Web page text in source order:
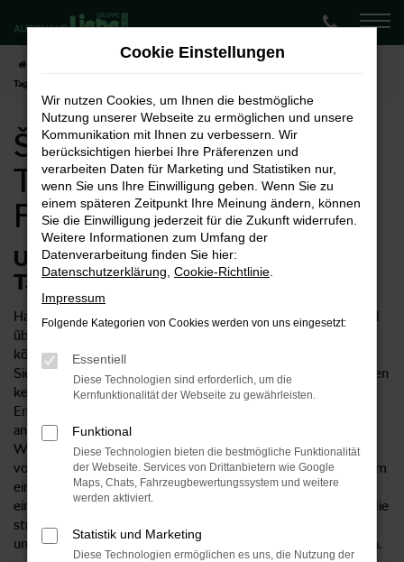
Zum
Hauptinhalt
springen
Škoda Enyaq
Tageszulassung für Frankfurt (Oder)
Škoda Enyaq
Tageszulassung für
Frankfurt (Oder)
Unsere Tipps für eine Škoda Enyaq
Tageszulassung in Frankfurt (Oder)
Haben Sie für Ihre Mobilität in Frankfurt (Oder) schon einmal
über eine Škoda Enyaq Tageszulassung nachgedacht? Wir
können Ihnen diese Möglichkeit empfehlen, denn so erhalten
Sie einen Neuwagen zum Preis eines Gebrauchten und müssen
keinerlei qualitative Abstriche hinnehmen. Ob eine Škoda
Enyaq Tageszulassung für einen Tag in Frankfurt (Oder) oder
an einem anderen Ort zugelassen wurde, spielt keine Rolle.
Wichtig ist nur, dass es sich aufgrund des bereits
vorgenommenen Eintrags in den Fahrzeugpapieren formal um
einen Gebrauchtwagen handelt. Damit geht einher, dass für
eine Škoda Enyaq Tageszulassung in Frankfurt (Oder) nicht die
strengen Vorgaben seitens des Automobilherstellers gelten
und wir Ihnen einen besonders attraktiven Preis unterbreiten.
Cookie Einstellungen
Wir nutzen Cookies, um Ihnen die bestmögliche
Nutzung unserer Webseite zu ermöglichen und unsere
Kommunikation mit Ihnen zu verbessern. Wir
berücksichtigen hierbei Ihre Präferenzen und
verarbeiten Daten für Marketing und Statistiken nur,
wenn Sie uns Ihre Einwilligung geben. Wenn Sie zu
einem späteren Zeitpunkt Ihre Meinung ändern, können
Sie die Einwilligung jederzeit für die Zukunft widerrufen.
Weitere Informationen zum Umfang der
Datenverarbeitung finden Sie hier:
Datenschutzerklärung Cookie-Richtlinie
Impressum
Folgende Kategorien von Cookies werden von uns eingesetzt:
Essentiell
Diese Technologien sind erforderlich, um die
Kernfunktionalität der Webseite zu gewährleisten.
Funktional
Diese Technologien bieten die bestmögliche Funktionalität
der Webseite. Services von Drittanbietern wie Google
Maps, Chats, Fahrzeugbewertungssystem und weitere
werden aktiviert.
Statistik und Marketing
Diese Technologien ermöglichen es uns, die Nutzung der